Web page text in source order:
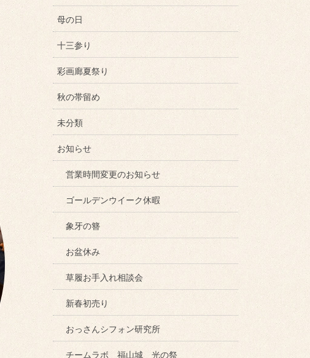
母の日
十三参り
彩画廊夏祭り
秋の帯留め
未分類
お知らせ
営業時間変更のお知らせ
ゴールデンウイーク休暇
象牙の簪
お盆休み
草履お手入れ相談会
新春初売り
おっさんシフォン研究所
チームラボ 福山城 光の祭